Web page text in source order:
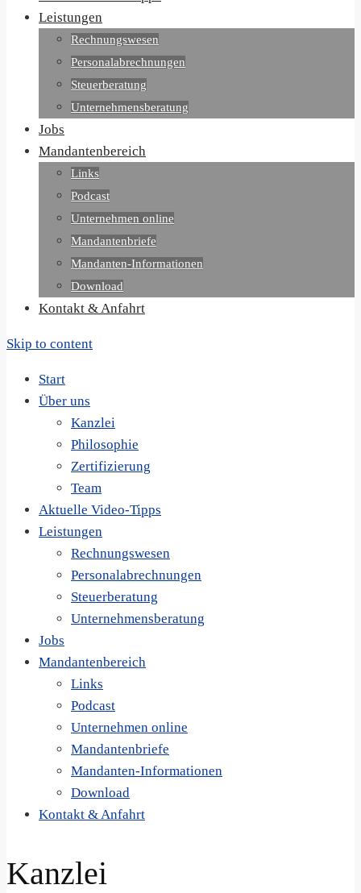
Leistungen
Rechnungswesen
Personalabrechnungen
Steuerberatung
Unternehmensberatung
Jobs
Mandantenbereich
Links
Podcast
Unternehmen online
Mandantenbriefe
Mandanten-Informationen
Download
Kontakt & Anfahrt
Skip to content
Start
Über uns
Kanzlei
Philosophie
Zertifizierung
Team
Aktuelle Video-Tipps
Leistungen
Rechnungswesen
Personalabrechnungen
Steuerberatung
Unternehmensberatung
Jobs
Mandantenbereich
Links
Podcast
Unternehmen online
Mandantenbriefe
Mandanten-Informationen
Download
Kontakt & Anfahrt
Kanzlei